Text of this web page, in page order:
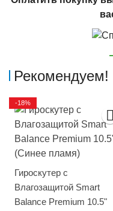
Рекомендуем!
Гироскутер с
Влагозащитой Smart
Balance Premium 10.5"
-18%